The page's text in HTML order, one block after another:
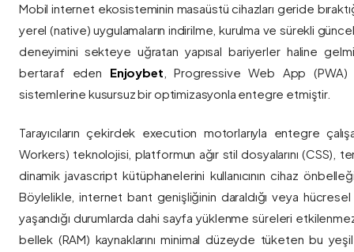
Mobil internet ekosisteminin masaüstü cihazları geride
yerel (native) uygulamaların indirilme, kurulma ve sürekli
deneyimini sekteye uğratan yapısal bariyerler haline
bertaraf eden Enjoybet , Progressive Web App (PWA)
sistemlerine kusursuz bir optimizasyonla entegre etmiştir.
Tarayıcıların çekirdek execution motorlarıyla entegre
Workers) teknolojisi, platformun ağır stil dosyalarını (CSS),
dinamik javascript kütüphanelerini kullanıcının cihaz
Böylelikle, internet bant genişliğinin daraldığı veya
yaşandığı durumlarda dahi sayfa yüklenme süreleri
bellek (RAM) kaynaklarını minimal düzeyde tüketen bu yeşil